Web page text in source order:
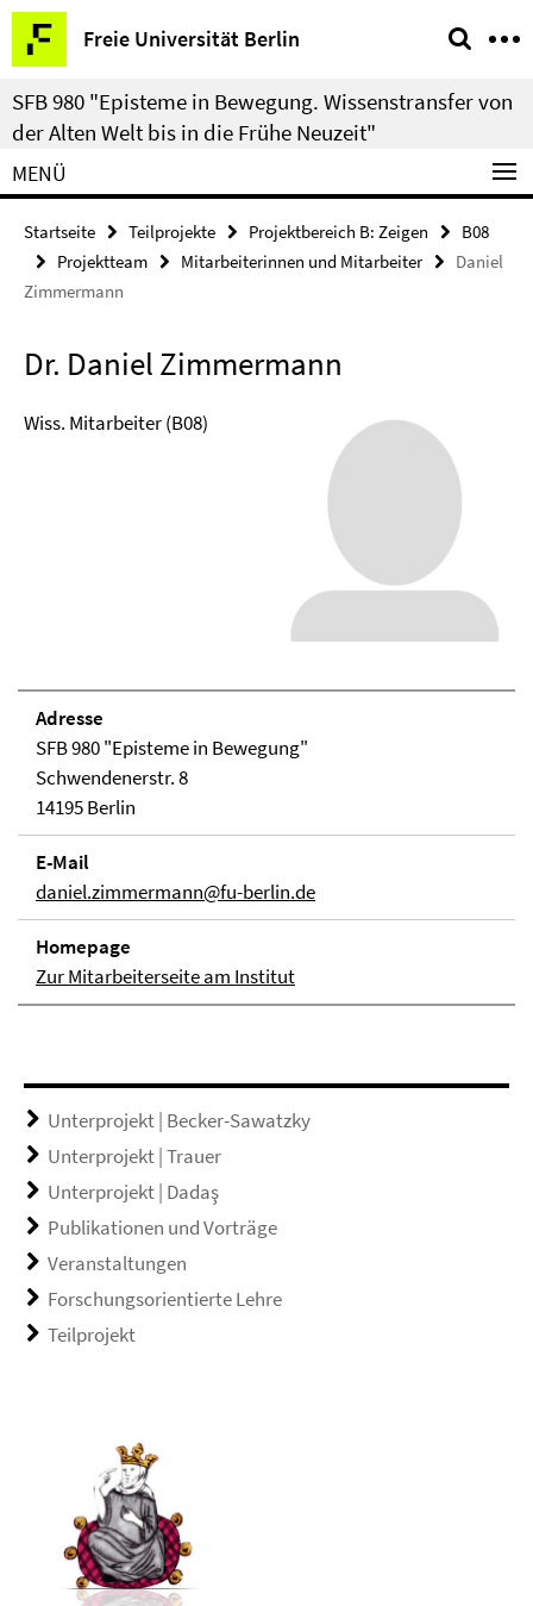
Springe
direkt
zu
Inhalt
Freie Universität Berlin
Service-
Navigation
SFB 980 "Episteme in Bewegung. Wissenstransfer von
der Alten Welt bis in die Frühe Neuzeit"
MENÜ
Startseite Teilprojekte Projektbereich B: Zeigen
B08
Projektteam
Mitarbeiterinnen und Mitarbeiter
Daniel
Zimmermann
Dr. Daniel Zimmermann
Wiss. Mitarbeiter (B08)
Adresse
SFB 980 "Episteme in Bewegung"
Schwendenerstr. 8
14195 Berlin
E-Mail
daniel.zimmermann@fu-berlin.de
Homepage
Zur Mitarbeiterseite am Institut
Unterprojekt | Becker-Sawatzky
Unterprojekt | Trauer
Unterprojekt | Dadaş
Publikationen und Vorträge
Veranstaltungen
Forschungsorientierte Lehre
Teilprojekt